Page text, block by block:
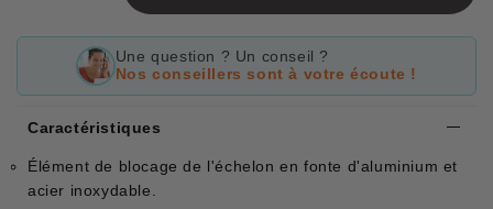
Une question ? Un conseil ?
Nos conseillers sont à votre écoute !
Caractéristiques
Élément de blocage de l'échelon en fonte d'aluminium et
acier inoxydable.